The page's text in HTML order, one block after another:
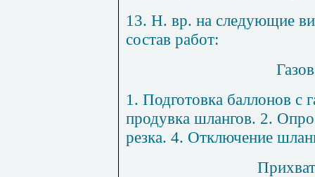
13. Н. вр. на следующие
состав работ:
1 . Подготовка баллонов с
продувка шлангов. 2.
резка. 4. Отключение